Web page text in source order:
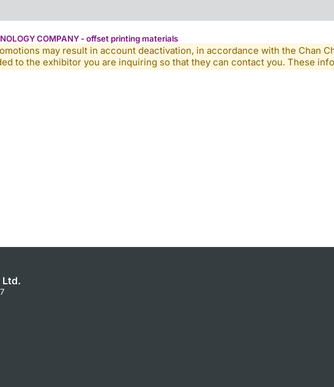
COMPANY - offset printing materials
may result in account deactivation, in accordance with the Chan
to the exhibitor you are inquiring so that they can contact you. These
Ltd.